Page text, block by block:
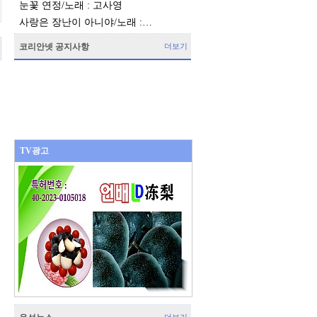
눈꽃 연정/노래 : 고사영
사랑은 장난이 아니야/노래 :…
코리안넷 공지사항 더보기
TV광고